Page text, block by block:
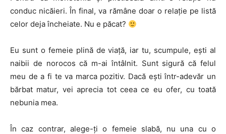
conduc nicăieri. În final, va rămâne doar o relație pe listă
celor deja încheiate. Nu e păcat?
Eu sunt o femeie plină de viaţă, iar tu, scumpule, eşti al
naibii de norocos că m-ai întâlnit. Sunt sigură că felul
meu de a fi te va marca pozitiv. Dacă eşti într-adevăr un
bărbat matur, vei aprecia tot ceea ce eu ofer, cu toată
nebunia mea.
În caz contrar, alege-ţi o femeie slabă, nu una cu o